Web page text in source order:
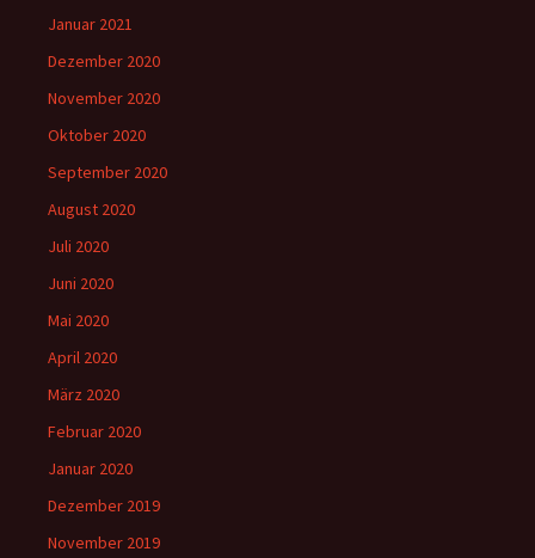
Januar 2021
Dezember 2020
November 2020
Oktober 2020
September 2020
August 2020
Juli 2020
Juni 2020
Mai 2020
April 2020
März 2020
Februar 2020
Januar 2020
Dezember 2019
November 2019